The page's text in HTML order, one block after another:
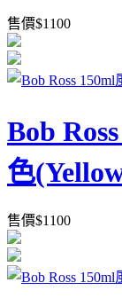
售價$1100
Bob
色
售價$1100